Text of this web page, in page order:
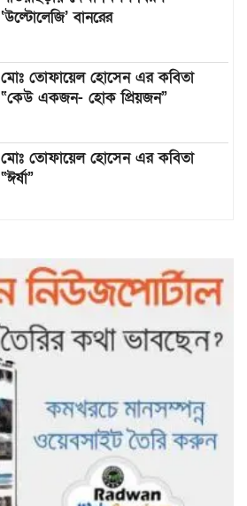
‘উল্টোলেজি’ বানরের
মোঃ তোফায়েল হোসেন এর কবিতা
“কেউ একজন- হোক প্রিয়জন”
মোঃ তোফায়েল হোসেন এর কবিতা
“ঈর্ষা”
আটকে পড়া ১০ পর্যটককে উদ্ধার করল
পুলিশ ও ফায়ার সার্ভিস
গাছ না কেটে আমাদের পুড়িয়ে মারলে
ভালো হতো’: বন বিভাগের নিষ্ঠুরতায়
নিঃস্ব কৃষক